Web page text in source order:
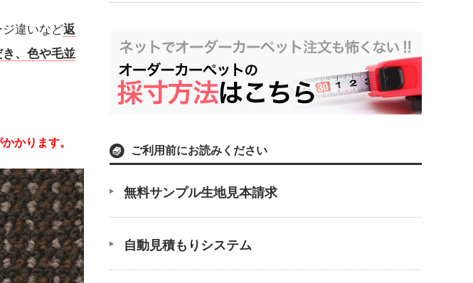
違いなど返
、色や毛並
かります。
ご利用前にお読みください
無料サンプル生地見本請求
自動見積もりシステム